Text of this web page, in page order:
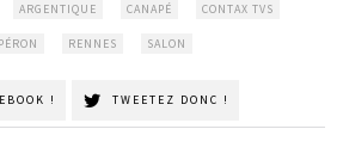
ARGENTIQUE CANAPÉ CONTAX TVS
RENNES SALON
! TWEETEZ DONC !